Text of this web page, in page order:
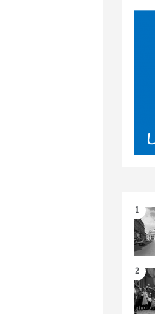
1
2